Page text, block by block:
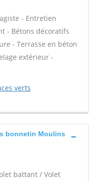
- Entretien
- Bétons décoratifs
- Terrasse en béton
extérieur -
verts
bonnetin Moulins
battant / Volet